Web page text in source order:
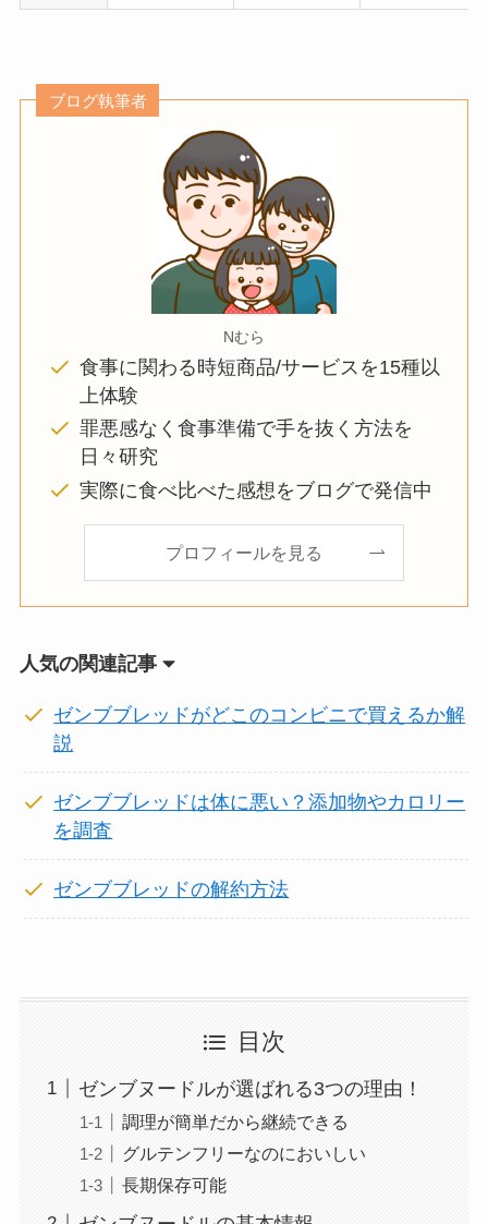
ブログ執筆者
Nむら
食事に関わる時短商品/サービスを15種以
上体験
罪悪感なく食事準備で手を抜く方法を
日々研究
実際に食べ比べた感想をブログで発信中
プロフィールを見る
人気の関連記事
ゼンブブレッドがどこのコンビニで買えるか解
説
ゼンブブレッドは体に悪い？添加物やカロリー
を調査
ゼンブブレッドの解約方法
目次
ゼンブヌードルが選ばれる3つの理由！
調理が簡単だから継続できる
グルテンフリーなのにおいしい
長期保存可能